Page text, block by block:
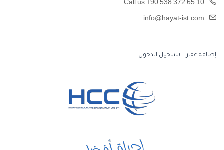
Call us +90 538 372 65 10
info@hayat-ist.com
إضافة عقار تسجيل الدخول